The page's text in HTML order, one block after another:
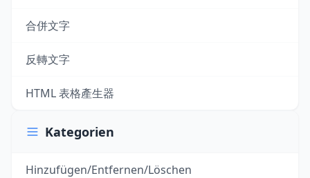
合併文字
反轉文字
HTML 表格產生器
Kategorien
Hinzufügen/Entfernen/Löschen